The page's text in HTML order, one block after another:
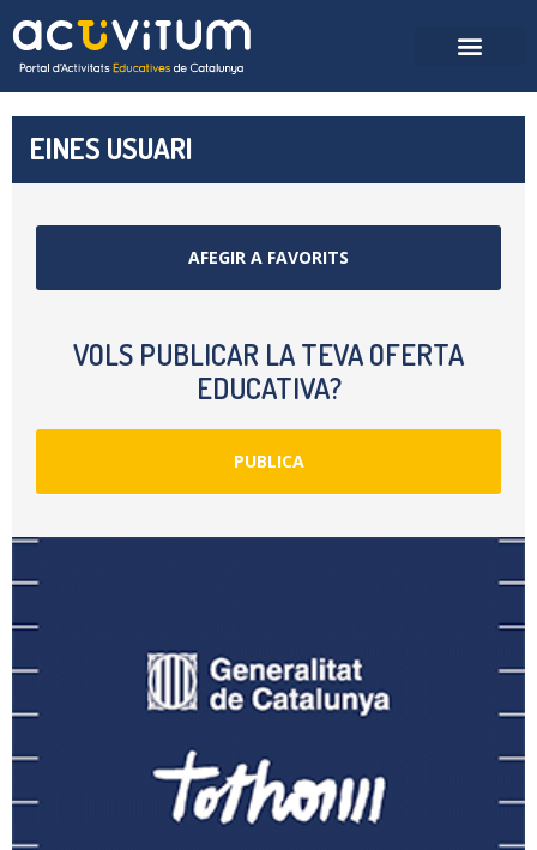
EINES USUARI
AFEGIR A FAVORITS
VOLS PUBLICAR LA TEVA OFERTA
EDUCATIVA?
PUBLICA